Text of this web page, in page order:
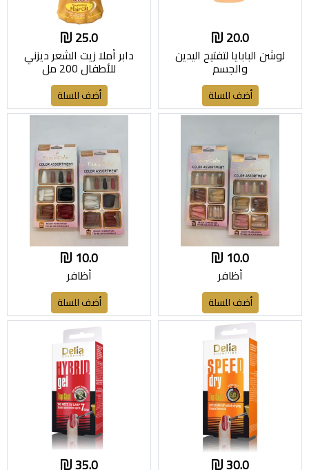
20.0
لوشن البابايا لتفتيح اليدين
والجسم
أضف للسلة
25.0
دابر أملا زيت الشعر ديزني
للأطفال 200 مل
أضف للسلة
10.0
أظافر
أضف للسلة
10.0
أظافر
أضف للسلة
30.0
35.0